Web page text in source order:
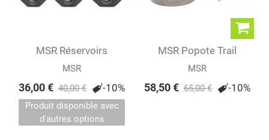
MSR Réservoirs
Dromedary®
MSR
36,00 € 40,00 € -10%
Produit disponible avec
d'autres options
MSR Popote Trail
Mini™ Duo
MSR
58,50 € 65,00 € -10%